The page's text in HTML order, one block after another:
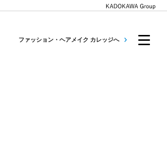
ファッション・ヘアメイク カレッジへ